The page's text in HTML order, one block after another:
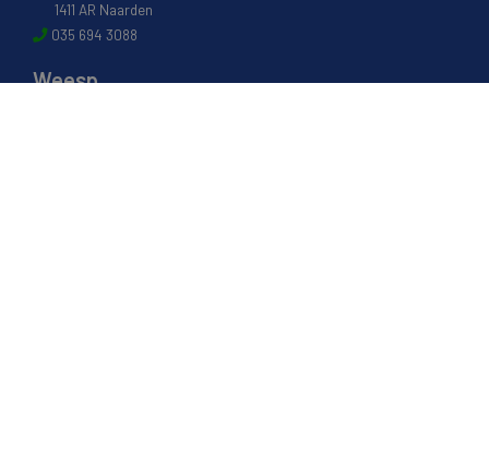
1411 AR Naarden
035 694 3088
Weesp